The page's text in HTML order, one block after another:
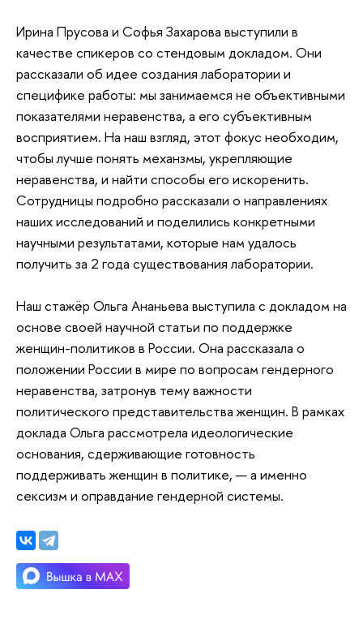
Ирина Прусова и Софья Захарова выступили в
качестве спикеров со стендовым докладом. Они
рассказали об идее создания лаборатории и
специфике работы: мы занимаемся не объективными
показателями неравенства, а его субъективным
восприятием. На наш взгляд, этот фокус необходим,
чтобы лучше понять механзмы, укрепляющие
неравенства, и найти способы его искоренить.
Сотрудницы подробно рассказали о направлениях
наших исследований и поделились конкретными
научными результатами, которые нам удалось
получить за 2 года существования лаборатории.
Наш стажёр Ольга Ананьева выступила с докладом на
основе своей научной статьи по поддержке
женщин-политиков в России. Она рассказала о
положении России в мире по вопросам гендерного
неравенства, затронув тему важности
политического представительства женщин. В рамках
доклада Ольга рассмотрела идеологические
основания, сдерживающие готовность
поддерживать женщин в политике, — а именно
сексизм и оправдание гендерной системы.